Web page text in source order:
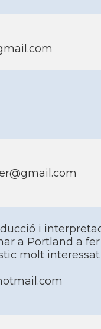
i
a Portland a
molt